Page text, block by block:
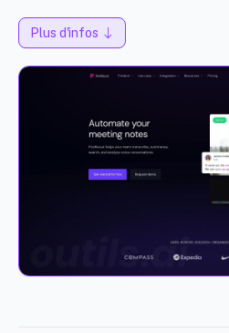
Plus d'infos